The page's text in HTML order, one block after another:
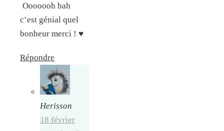
Ooooooh bah
c’est génial quel
bonheur merci ! ♥
Répondre
Herisson
18 février